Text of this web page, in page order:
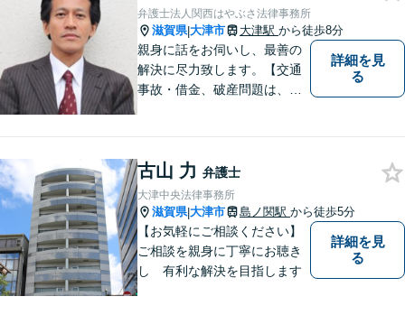
弁護士法人関西はやぶさ法律事務所
滋賀県|大津市 大津駅 から徒歩8分
親身に話をお伺いし、最善の
解決に尽力致します。【交通
事故・借金、破産問題は、初
あり】
詳細を見
る
古山 力 弁護士
大津中央法律事務所
滋賀県|大津市 島ノ関駅 から徒歩5分
【お気軽にご相談ください】
ご相談を親身に丁寧にお聴き
し 有利な解決を目指します
詳細を見
る